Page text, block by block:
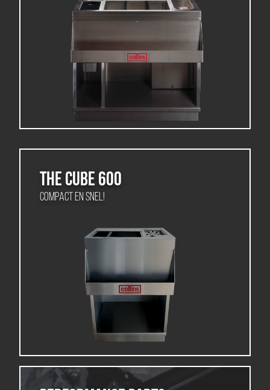
The Cube 600
Compact en snel!